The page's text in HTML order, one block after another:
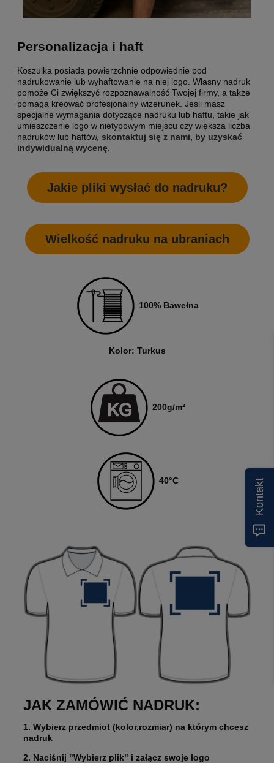
Personalizacja i haft
Koszulka posiada powierzchnie odpowiednie pod
nadrukowanie lub wyhaftowanie na niej logo. Własny nadruk
pomoże Ci zwiększyć rozpoznawalność Twojej firmy, a także
pomaga kreować profesjonalny wizerunek. Jeśli masz
specjalne wymagania dotyczące nadruku lub haftu, takie jak
umieszczenie logo w nietypowym miejscu czy większa liczba
nadruków lub haftów, skontaktuj się z nami, by uzyskać
indywidualną wycenę
Jakie pliki wysłać do nadruku?
Wielkość nadruku na ubraniach
100% Bawełna
Kolor: Turkus
200g/m²
40°C
JAK ZAMÓWIĆ NADRUK:
1. Wybierz przedmiot (kolor,rozmiar) na którym chcesz
nadruk
2. Naciśnij "Wybierz plik" i załącz swoje logo
Kontakt